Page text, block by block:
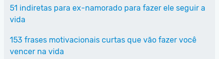
51 indiretas para ex-namorado para fazer ele seguir a
vida
153 frases motivacionais curtas que vão fazer você
vencer na vida